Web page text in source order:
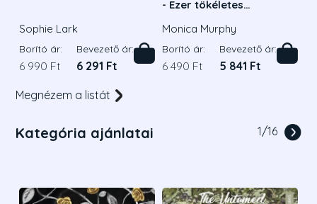
Sophie Lark
Borító ár:
6 990 Ft
Bevezető ár:
6 291 Ft
- Ezer tökéletes
Monica Murphy
Borító ár:
6 490 Ft
Bevezető ár:
5 841 Ft
Megnézem a listát
Kategória ajánlatai 1/16